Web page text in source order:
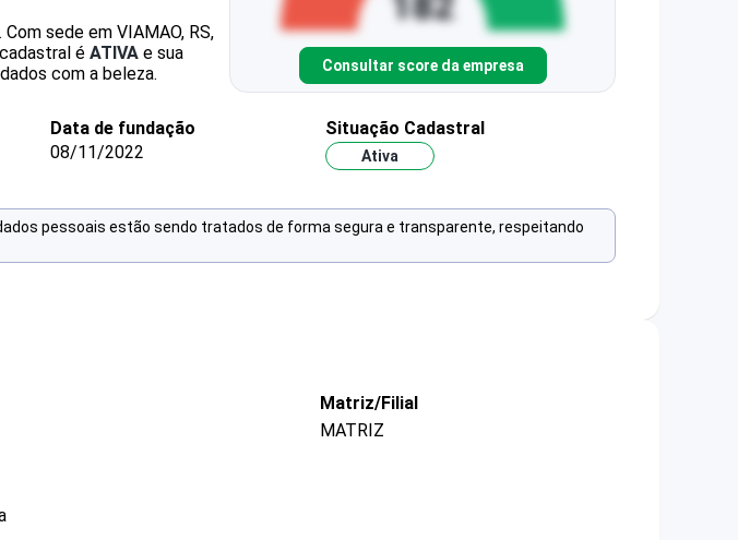
. Com sede em VIAMAO, RS,
é ATIVA e sua
com a beleza.
Consultar score da empresa
Data de fundação
08/11/2022
Situação Cadastral
Ativa
pessoais estão sendo tratados de forma segura e transparente, respeitando
Matriz/Filial
MATRIZ